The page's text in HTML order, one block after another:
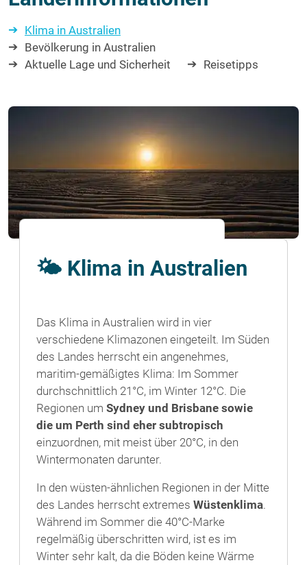
Klima in Australien
Bevölkerung in Australien
Aktuelle Lage und Sicherheit
Reisetipps
🌤 Klima in Australien
Das Klima in Australien wird in vier
verschiedene Klimazonen eingeteilt. Im Süden
des Landes herrscht ein angenehmes,
maritim-gemäßigtes Klima: Im Sommer
durchschnittlich 21°C, im Winter 12°C. Die
Regionen um Sydney und Brisbane sowie
die um Perth sind eher subtropisch
einzuordnen, mit meist über 20°C, in den
Wintermonaten darunter.
In den wüsten-ähnlichen Regionen in der Mitte
des Landes herrscht extremes Wüstenklima.
Während im Sommer die 40°C-Marke
regelmäßig überschritten wird, ist es im
Winter sehr kalt, da die Böden keine Wärme